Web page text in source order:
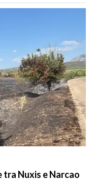
tra Nuxis e Narcao